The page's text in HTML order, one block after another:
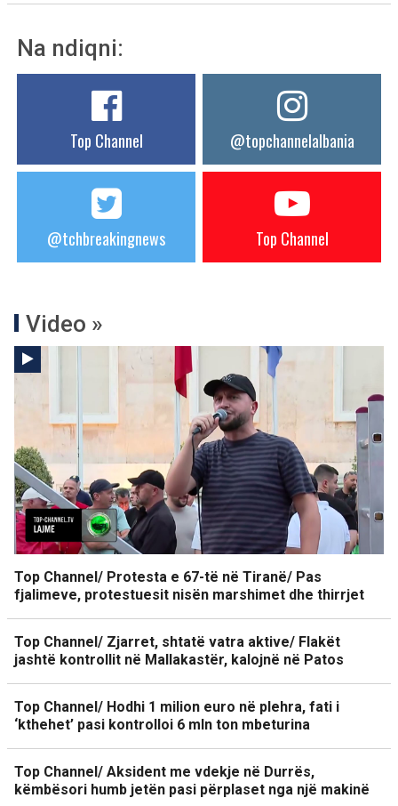
Na ndiqni:
Top Channel @topchannelalbania
@tchbreakingnews Top Channel
Video »
Top Channel/ Protesta e 67-të në Tiranë/ Pas
fjalimeve, protestuesit nisën marshimet dhe thirrjet
Top Channel/ Zjarret, shtatë vatra aktive/ Flakët
jashtë kontrollit në Mallakastër, kalojnë në Patos
Top Channel/ Hodhi 1 milion euro në plehra, fati i
‘kthehet’ pasi kontrolloi 6 mln ton mbeturina
Top Channel/ Aksident me vdekje në Durrës,
këmbësori humb jetën pasi përplaset nga një makinë